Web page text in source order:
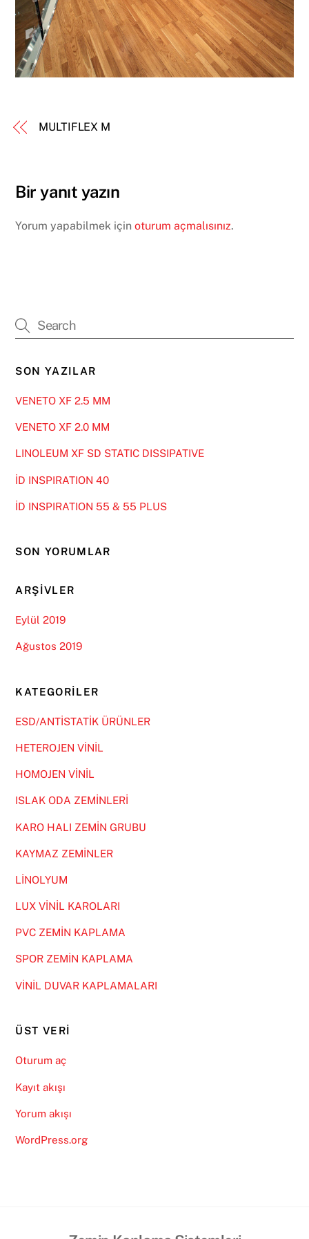
MULTIFLEX M
Bir yanıt yazın
Yorum yapabilmek içinoturum açmalısınız.
SON YAZILAR
VENETO XF 2.5 MM
VENETO XF 2.0 MM
LINOLEUM XF SD STATIC DISSIPATIVE
İD INSPIRATION 40
İD INSPIRATION 55 & 55 PLUS
SON YORUMLAR
ARŞIVLER
Eylül 2019
Ağustos 2019
KATEGORILER
ESD/ANTİSTATİK ÜRÜNLER
HETEROJEN VİNİL
HOMOJEN VİNİL
ISLAK ODA ZEMİNLERİ
KARO HALI ZEMİN GRUBU
KAYMAZ ZEMİNLER
LİNOLYUM
LUX VİNİL KAROLARI
PVC ZEMİN KAPLAMA
SPOR ZEMİN KAPLAMA
VİNİL DUVAR KAPLAMALARI
ÜST VERI
Oturum aç
Kayıt akışı
Yorum akışı
WordPress.org